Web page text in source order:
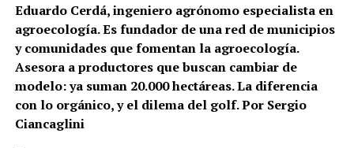
Eduardo Cerdá, ingeniero agrónomo especialista en
agroecología. Es fundador de una red de municipios
y comunidades que fomentan la agroecología.
Asesora a productores que buscan cambiar de
modelo: ya suman 20.000 hectáreas. La diferencia
con lo orgánico, y el dilema del golf. Por Sergio
Ciancaglini